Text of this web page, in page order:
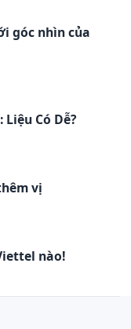
góc nhìn của
Có Dễ?
vị
nào!